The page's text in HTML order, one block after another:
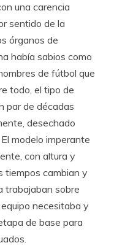
una carencia
sentido de la
órganos de
había sabios como
de fútbol que
todo, el tipo de
par de décadas
desechado
modelo imperante
con altura y
tiempos cambian y
trabajaban sobre
necesitaba y
de base para